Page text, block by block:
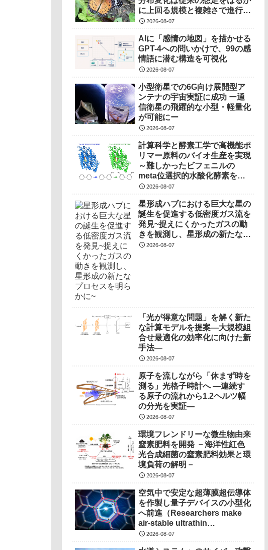
に上回る規模と複雑さで進行し
ていることを解明――
2026-08-07
AIに「感情の地図」を描かせる
GPT-4への問いかけで、99の感
情語に潜む構造を可視化
2026-08-07
小型衛星での6G向け展開型ア
ンテナの宇宙実証に成功 ー通
信衛星の飛躍的な小型・軽量化
が可能にー
2026-08-07
計算科学と酵素工学で高機能ポ
リマー原料のバイオ生産を実現
～難しかったビフェニルの
meta位選択的水酸化酵素を開
発～2026-08-07
星形成ハブにおける巨大な星の
誕生を促進する低密度ガス流を
発見~捉えにくかったガスの動
きを観測し、星形成の新たなプ
ロセスを明らかに~
2026-08-07
「光が得意な問題」を解く新た
な計算モデルを提案―大規模組
合せ最適化の効率化に向けた新
手法―
2026-08-07
原子を流しながら「休まず時を
測る」光格子時計へ ―連続す
る原子の流れから1.2ヘルツ幅
の分光を実証―
2026-08-07
環境フレンドリーな微生物由来
窒素肥料を開発 －海洋性紅色
光合成細菌の窒素肥料効果と環
境負荷の解明－
2026-08-07
空気中で安定な超薄膜超伝導体
を作製し量子デバイスの小型化
へ前進（Researchers make
air-stable ultrathin
superconductors more
2026-08-07